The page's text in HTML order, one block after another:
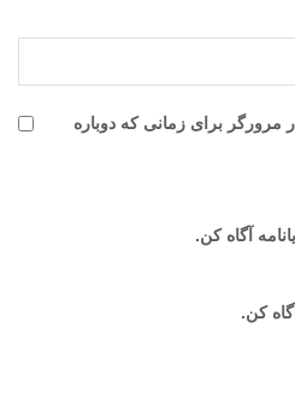
مرورگر برای زمانی که دوباره
آگاه کن.
کن.